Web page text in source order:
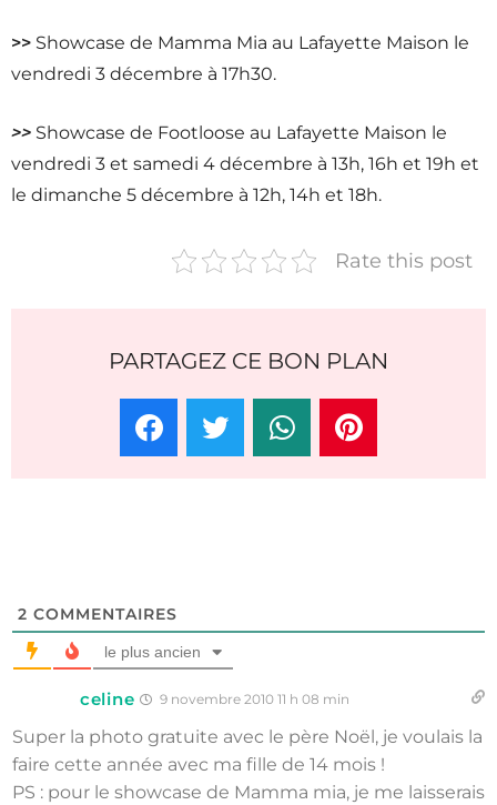
>> Showcase de Mamma Mia au Lafayette Maison le
vendredi 3 décembre à 17h30.
>> Showcase de Footloose au Lafayette Maison le
vendredi 3 et samedi 4 décembre à 13h, 16h et 19h et
le dimanche 5 décembre à 12h, 14h et 18h.
Rate this post
PARTAGEZ CE BON PLAN
2 COMMENTAIRES
le plus ancien
celine 9 novembre 2010 11 h 08 min
Super la photo gratuite avec le père Noël, je voulais la
faire cette année avec ma fille de 14 mois !
PS : pour le showcase de Mamma mia, je me laisserais